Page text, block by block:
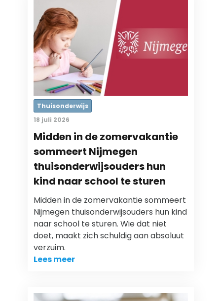
Thuisonderwijs
18 juli 2026
Midden in de zomervakantie
sommeert Nijmegen
thuisonderwijsouders hun
kind naar school te sturen
Midden in de zomervakantie sommeert
Nijmegen thuisonderwijsouders hun kind
naar school te sturen. Wie dat niet
doet, maakt zich schuldig aan absoluut
verzuim.
Lees meer